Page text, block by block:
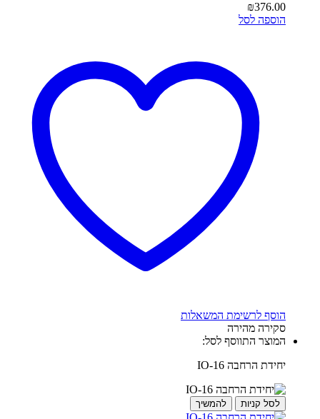
₪376.00
הוספה לסל
הוסף לרשימת המשאלות
סקירה מהירה
המוצר התווסף לסל:
יחידת הרחבה IO-16
לסל קניות להמשיך